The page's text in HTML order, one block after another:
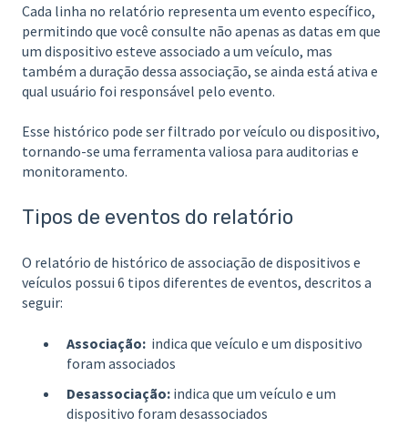
Cada linha no relatório representa um evento específico,
permitindo que você consulte não apenas as datas em que
um dispositivo esteve associado a um veículo, mas
também a duração dessa associação, se ainda está ativa e
qual usuário foi responsável pelo evento.
Esse histórico pode ser filtrado por veículo ou dispositivo,
tornando-se uma ferramenta valiosa para auditorias e
monitoramento.
Tipos de eventos do relatório
O relatório de histórico de associação de dispositivos e
veículos possui 6 tipos diferentes de eventos, descritos a
seguir:
Associação: indica que veículo e um dispositivo
foram associados
Desassociação: indica que um veículo e um
dispositivo foram desassociados